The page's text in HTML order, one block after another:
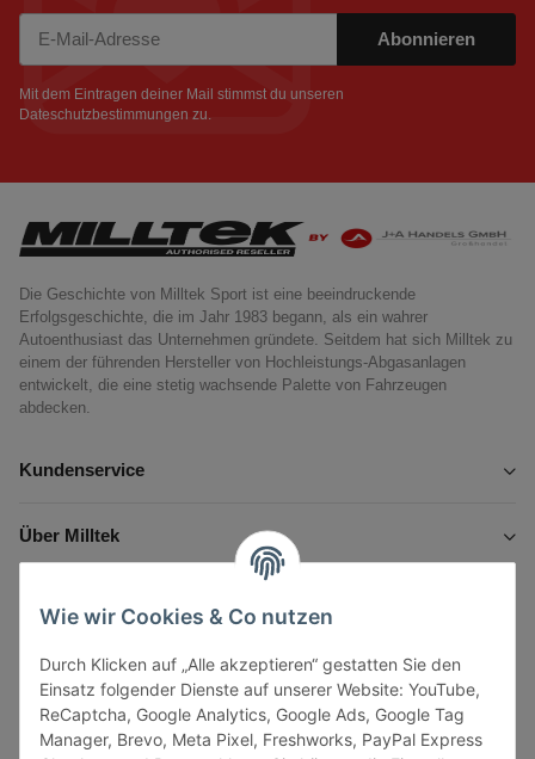
Wie wir Cookies & Co nutzen
Durch Klicken auf „Alle akzeptieren“ gestatten Sie den
Einsatz folgender Dienste auf unserer Website: YouTube,
ReCaptcha, Google Analytics, Google Ads, Google Tag
Manager, Brevo, Meta Pixel, Freshworks, PayPal Express
Abonnieren
Mit dem Eintragen deiner Mail stimmst du unseren
Dateschutzbestimmungen zu.
Die Geschichte von Milltek Sport ist eine beeindruckende
Erfolgsgeschichte, die im Jahr 1983 begann, als ein wahrer
Autoenthusiast das Unternehmen gründete. Seitdem hat sich Milltek zu
einem der führenden Hersteller von Hochleistungs-Abgasanlagen
entwickelt, die eine stetig wachsende Palette von Fahrzeugen
abdecken.
Kundenservice
Über Milltek
Gesetzliche Informationen